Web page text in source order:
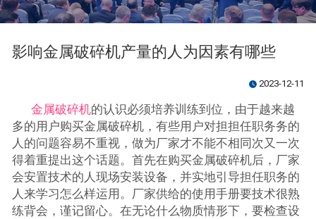
影响金属破碎机产量的人为因素有哪些
watch_later 2023-12-11
金属破碎机的认识必须培养训练到位，由于越来越
多的用户购买金属破碎机，有些用户对担担任职务务的
人的问题容易不重视，做为厂家才不能不相同次又一次
得着重提出这个话题。首先在购买金属破碎机后，厂家
会安置技术的人现场安装设备，并实地引导担任职务的
人来学习怎么样运用。厂家供给的使用手册要技术很熟
练背会，谨记留心。在无论什么物质情形下，要检查设